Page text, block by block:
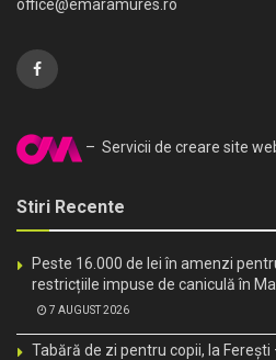
office@emaramures.ro
– Servicii de creare site
Stiri Recente
Peste 16.000 de lei în amenzi
restricțiile impuse de caniculă în
7 AUGUST 2026
Tabără de zi pentru copii, la